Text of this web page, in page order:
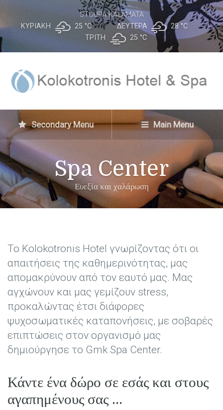
STOUPA KALAMATA
ΚΥΡΙΑΚΉ
25 °C ΔΕΥΤΈΡΑ 28 °C
ΤΡΊΤΗ
25 °C
Secondary Menu Main Menu
Spa Center
Ευεξία και χαλάρωση
Το Kolokotronis Hotel γνωρίζοντας ότι οι
απαιτήσεις της καθημερινότητας, μας
απομακρύνουν από τον εαυτό μας. Μας
αγχώνουν και μας γεμίζουν stress,
προκαλώντας έτσι διάφορες
ψυχοσωματικές καταπονήσεις, με σοβαρές
επιπτώσεις στον οργανισμό μας
δημιούργησε το Gmk Spa Center.
Κάντε ένα δώρο σε εσάς και στους
αγαπημένους σας …